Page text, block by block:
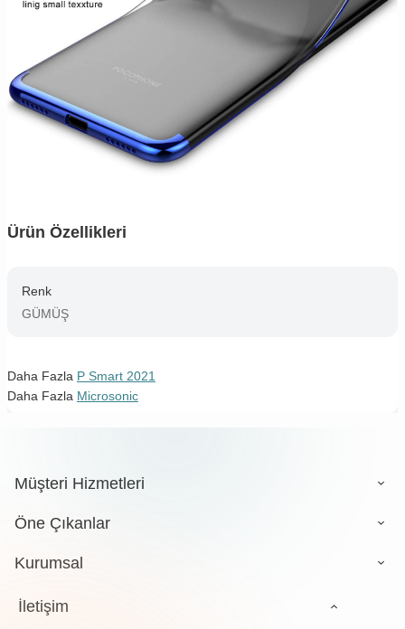
Ürün Özellikleri
Renk
GÜMÜŞ
Daha Fazla P Smart 2021
Daha Fazla Microsonic
Müşteri Hizmetleri
Öne Çıkanlar
Kurumsal
İletişim